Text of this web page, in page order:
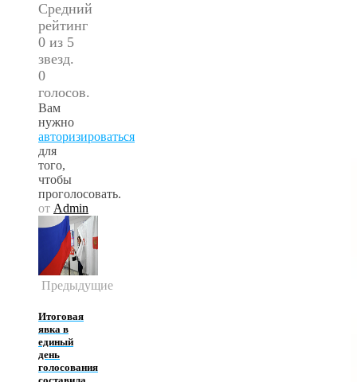
Средний
рейтинг
0 из 5
звезд.
0
голосов.
Вам
нужно
авторизироваться
для
того,
чтобы
проголосовать.
от Admin
Предыдущие
Итоговая
явка в
единый
день
голосования